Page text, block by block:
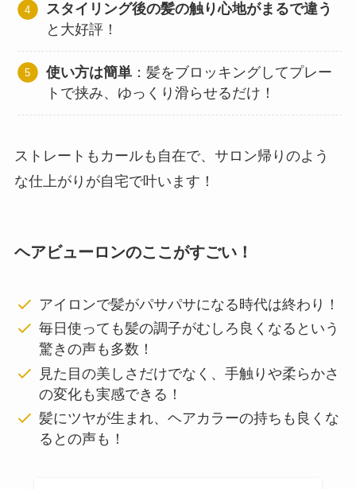
スタイリング後の髪の触り心地がまるで違う
と大好評！
使い方は簡単 ：髪をブロッキングしてプレー
トで挟み、ゆっくり滑らせるだけ！
ストレートもカールも自在で、サロン帰りのよう
な仕上がりが自宅で叶います！
ヘアビューロンのここがすごい！
アイロンで髪がパサパサになる時代は終わり！
毎日使っても髪の調子がむしろ良くなるという
驚きの声も多数！
見た目の美しさだけでなく、手触りや柔らかさ
の変化も実感できる！
髪にツヤが生まれ、ヘアカラーの持ちも良くな
るとの声も！